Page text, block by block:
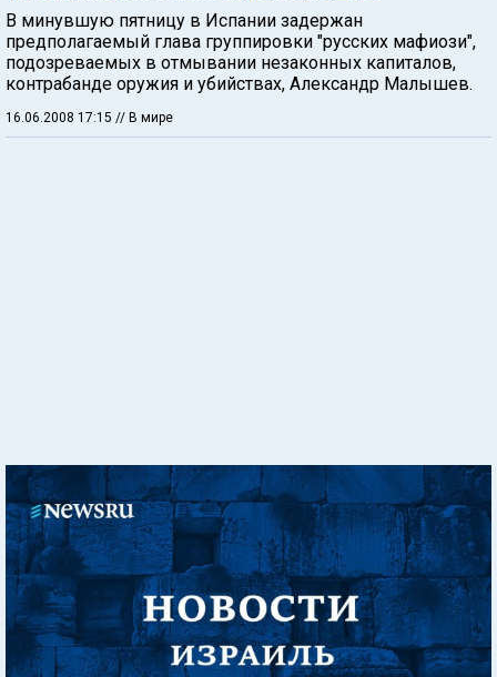
В минувшую пятницу в Испании задержан
предполагаемый глава группировки "русских мафиози",
подозреваемых в отмывании незаконных капиталов,
контрабанде оружия и убийствах, Александр Малышев.
16.06.2008 17:15 // В мире